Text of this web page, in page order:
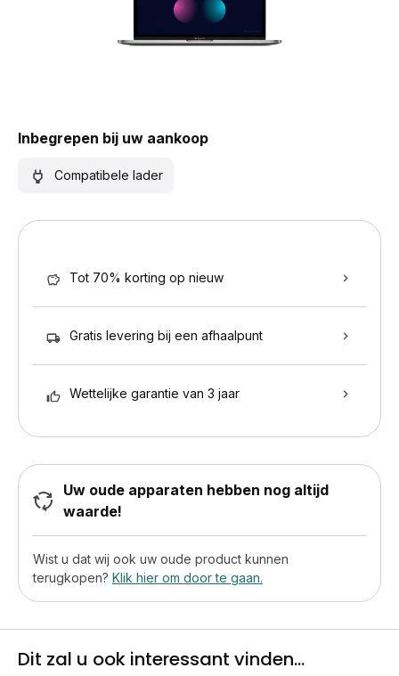
Inbegrepen bij uw aankoop
Compatibele lader
Tot 70% korting op nieuw
Gratis levering bij een afhaalpunt
Wettelijke garantie van 3 jaar
Uw oude apparaten hebben nog altijd
waarde!
Wist u dat wij ook uw oude product kunnen
terugkopen? Klik hier om door te gaan.
Dit zal u ook interessant vinden...